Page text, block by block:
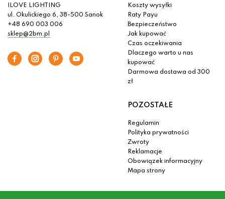
ILOVE LIGHTING
ul. Okulickiego 6, 38-500 Sanok
+48 690 003 006
sklep@2bm.pl
Koszty wysyłki
Raty Payu
Bezpieczeństwo
Jak kupować
Czas oczekiwania
Dlaczego warto u nas
kupować
Darmowa dostawa od 300
zł
POZOSTAŁE
Regulamin
Polityka prywatności
Zwroty
Reklamacje
Obowiązek informacyjny
Mapa strony